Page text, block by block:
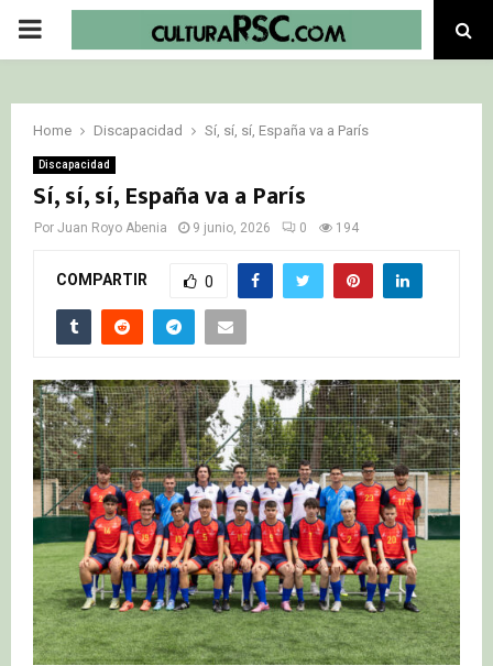
PRIMARY
Home Discapacidad Sí, sí, sí, España va a París
Discapacidad
Sí, sí, sí, España va a París
Por Juan Royo Abenia 9 junio, 2026 0 194
COMPARTIR 0